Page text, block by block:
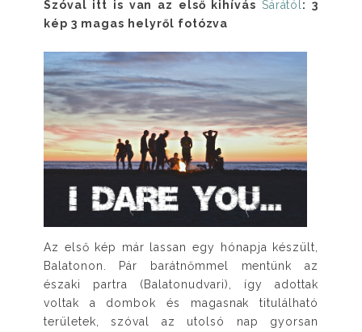
Szóval itt is van az első kihívás Sárától: 3
kép 3 magas helyről fotózva
Az első kép már lassan egy hónapja készült,
Balatonon. Pár barátnőmmel mentünk az
északi partra (Balatonudvari), így adottak
voltak a dombok és magasnak titulálható
területek, szóval az utolsó nap gyorsan